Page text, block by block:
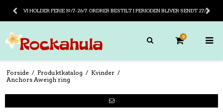
VI HOLDER FERIE 19/7-26/7. ORDRER BESTILT I PERIODEN BLIVER SENDT 27/7
0
Forside / Produktkatalog / Kvinder /
Anchors Aweigh ring